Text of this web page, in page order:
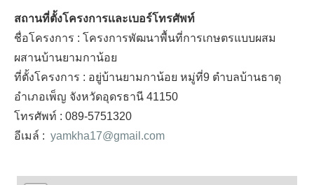
สถานที่ตั้งโครงการเเละเบอร์โทรศัพท์
ชื่อโครงการ : โครงการพัฒนาพื้นที่การเกษตรแบบผสม
ผสานบ้านยามกาน้อย
ที่ตั้งโครงการ : อยู่บ้านยามกาน้อย หมู่ที่9 ตำบลบ้านธาตุ
อำเภอเพ็ญ จังหวัดอุดรธานี 41150
โทรศัพท์ : 089-5751320
อีเมล์ : yamkha17@gmail.com